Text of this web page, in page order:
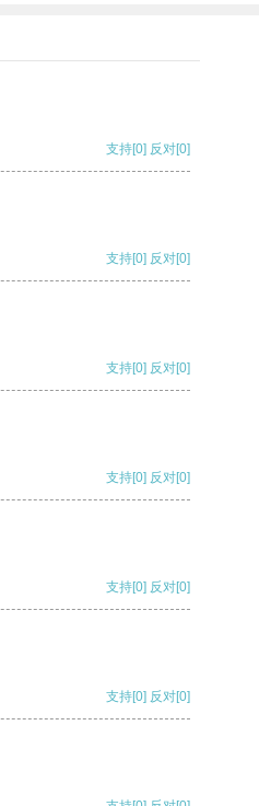
支持[0] 反对[0]
支持[0] 反对[0]
支持[0] 反对[0]
支持[0] 反对[0]
支持[0] 反对[0]
支持[0] 反对[0]